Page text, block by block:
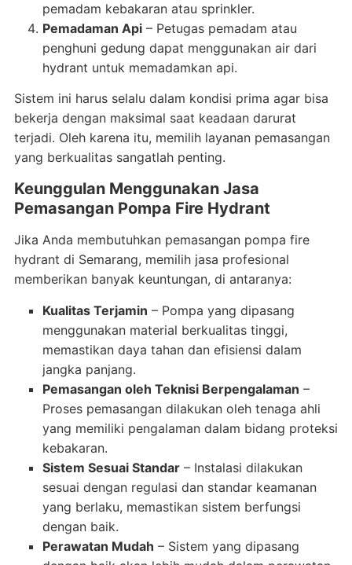
pemadam kebakaran atau sprinkler.
Pemadaman Api– Petugas pemadam atau
penghuni gedung dapat menggunakan air dari
hydrant untuk memadamkan api.
Sistem ini harus selalu dalam kondisi prima agar bisa
bekerja dengan maksimal saat keadaan darurat
terjadi. Oleh karena itu, memilih layanan pemasangan
yang berkualitas sangatlah penting.
Keunggulan Menggunakan Jasa
Pemasangan Pompa Fire Hydrant
Jika Anda membutuhkan pemasangan pompa fire
hydrant di Semarang, memilih jasa profesional
memberikan banyak keuntungan, di antaranya:
Kualitas Terjamin – Pompa yang dipasang
menggunakan material berkualitas tinggi,
memastikan daya tahan dan efisiensi dalam
jangka panjang.
Pemasangan oleh Teknisi Berpengalaman –
Proses pemasangan dilakukan oleh tenaga ahli
yang memiliki pengalaman dalam bidang proteksi
kebakaran.
Sistem Sesuai Standar– Instalasi dilakukan
sesuai dengan regulasi dan standar keamanan
yang berlaku, memastikan sistem berfungsi
dengan baik.
Perawatan Mudah – Sistem yang dipasang